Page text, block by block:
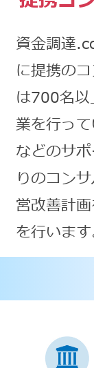
資金調達
に提携の
は700名以
業を行っ
などのサ
りのコン
営改善計
を行います